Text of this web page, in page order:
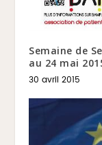
Semaine de
au 24 mai
30 avril 2015